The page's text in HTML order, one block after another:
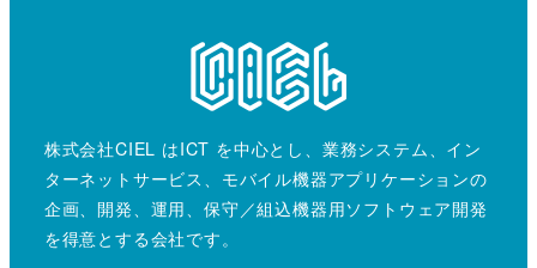
株式会社CIEL はICT を中心とし、業務システム、イン
ターネットサービス、モバイル機器アプリケーションの
企画、開発、運用、保守／組込機器用ソフトウェア開発
を得意とする会社です。